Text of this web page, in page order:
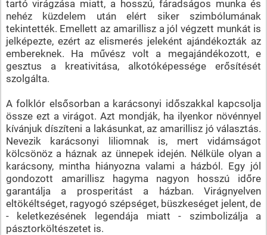
tartó virágzása miatt, a hosszú, fáradságos munka és
nehéz küzdelem után elért siker szimbólumának
tekintették. Emellett az amarillisz a jól végzett munkát is
jelképezte, ezért az elismerés jeleként ajándékozták az
embereknek. Ha művész volt a megajándékozott, e
gesztus a kreativitása, alkotóképessége erősítését
szolgálta.
A folklór elsősorban a karácsonyi időszakkal kapcsolja
össze ezt a virágot. Azt mondják, ha ilyenkor növénnyel
kívánjuk díszíteni a lakásunkat, az amarillisz jó választás.
Nevezik karácsonyi liliomnak is, mert vidámságot
kölcsönöz a háznak az ünnepek idején. Nélküle olyan a
karácsony, mintha hiányozna valami a házból. Egy jól
gondozott amarillisz hagyma nagyon hosszú időre
garantálja a prosperitást a házban. Virágnyelven
eltökéltséget, ragyogó szépséget, büszkeséget jelent, de
- keletkezésének legendája miatt - szimbolizálja a
pásztorköltészetet is.